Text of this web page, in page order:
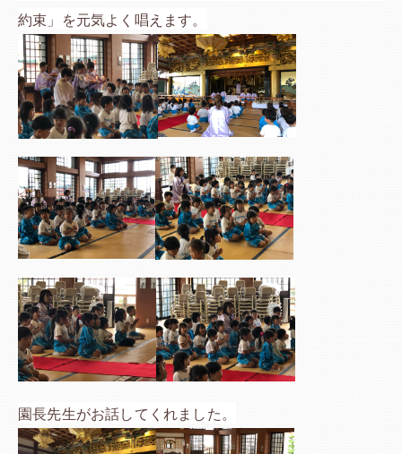
約束」を元気よく唱えます。
園長先生がお話してくれました。